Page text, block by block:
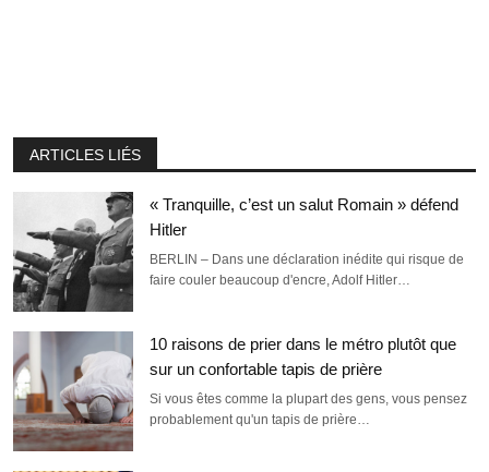
ARTICLES LIÉS
« Tranquille, c’est un salut Romain » défend
Hitler
BERLIN – Dans une déclaration inédite qui risque de
faire couler beaucoup d'encre, Adolf Hitler…
10 raisons de prier dans le métro plutôt que
sur un confortable tapis de prière
Si vous êtes comme la plupart des gens, vous pensez
probablement qu'un tapis de prière…